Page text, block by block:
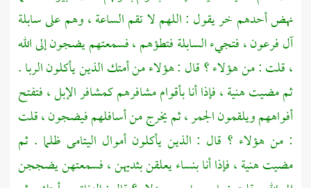
نهض أحدهم خر يقول : اللهم لا تقم الساعة ، وهم على سابلة
آلفرعون ،فتجيء السابلة فتطؤهم ، فسمعتهم يضجون إلى الله
، قلت : من هؤلاء ؟ قال : هؤلاء من أمتك الذين يأكلون الربا .
ثم مضيت هنية ، فإذا أنا بأقوام مشافرهم كمشافر الإبل ، فتفتح
أفواههم ويلقمون الجمر ، ثم يخرج من أسافلهم فيضجون ، قلت
: من هؤلاء ؟ قال : الذين يأكلون أموال اليتامى ظلما . ثم
مضيت هنية ، فإذا أنا بنساء يعلقن بثديهن ، فسمعتهن يضججن